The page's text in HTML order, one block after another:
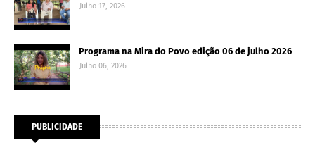
Julho 17, 2026
Programa na Mira do Povo edição 06 de julho 2026
Julho 06, 2026
PUBLICIDADE